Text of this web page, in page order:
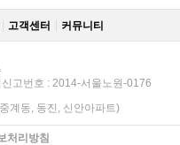
고객센터 커뮤니티
고번호 : 2014-서울노원-0176
계동, 동진, 신안아파트)
처리방침